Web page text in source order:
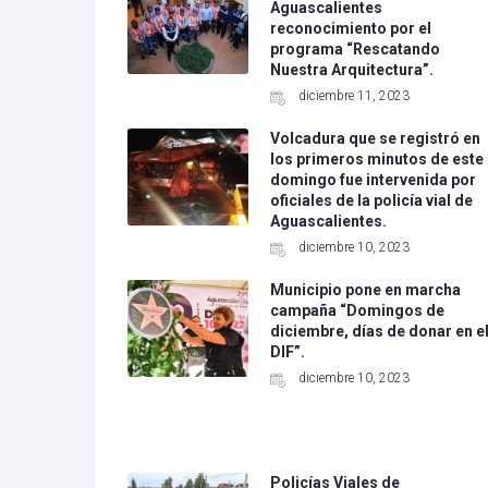
Aguascalientes
reconocimiento por el
programa “Rescatando
Nuestra Arquitectura”.
diciembre 11, 2023
Volcadura que se registró en
los primeros minutos de este
domingo fue intervenida por
oficiales de la policía vial de
Aguascalientes.
diciembre 10, 2023
Municipio pone en marcha
campaña “Domingos de
diciembre, días de donar en el
DIF”.
diciembre 10, 2023
Policías Viales de